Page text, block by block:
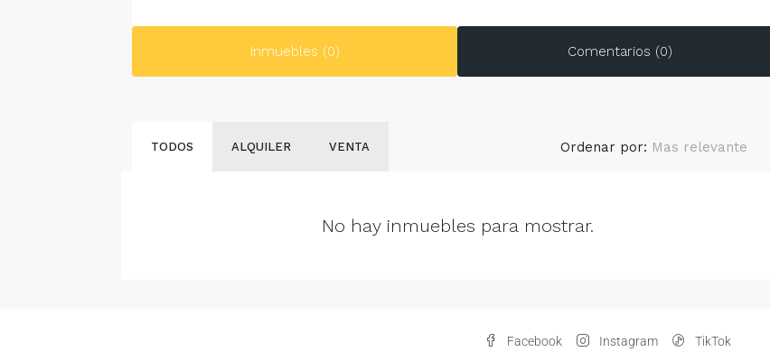
Inmuebles (0) Comentarios (0)
TODOS ALQUILER VENTA Ordenar por: Mas relevante
No hay inmuebles para mostrar.
Facebook Instagram TikTok